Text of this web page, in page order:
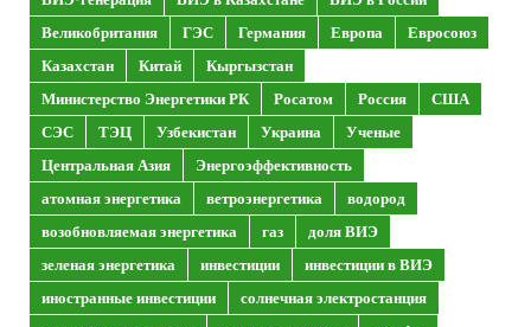
Великобритания
ГЭС Германия Европа
Евросоюз
Казахстан
Китай
Кыргызстан
Министерство Энергетики РК
Росатом Россия
США
СЭС
ТЭЦ Узбекистан Украина
Ученые
Центральная Азия
Энергоэффективность
атомная энергетика
ветроэнергетика
водород
возобновляемая энергетика
газ
доля ВИЭ
зеленая энергетика
инвестиции
инвестиции в ВИЭ
иностранные инвестиции
солнечная электростанция